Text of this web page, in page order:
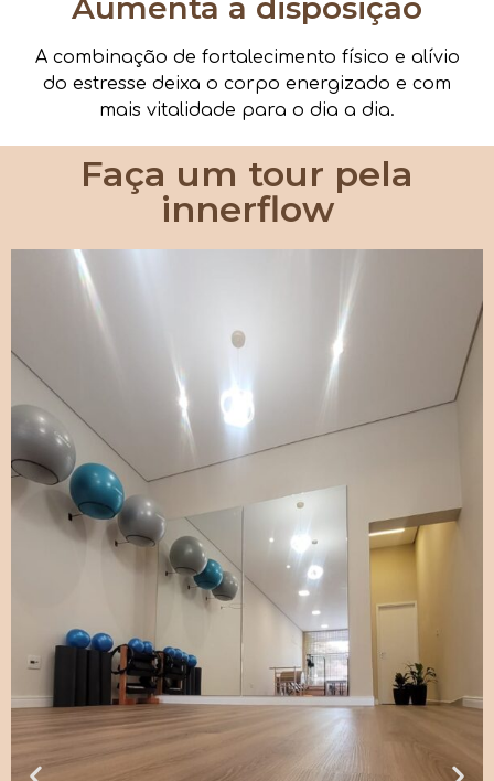
Aumenta a disposição
A combinação de fortalecimento físico e alívio
do estresse deixa o corpo energizado e com
mais vitalidade para o dia a dia.
Faça um tour pela
innerflow